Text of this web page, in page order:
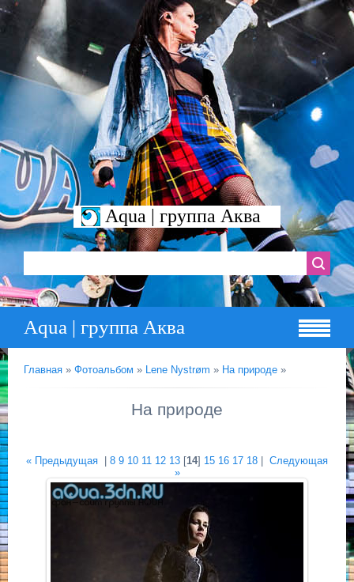
Aqua | группа Аква
Aqua | группа Аква
Главная » Фотоальбом » Lene Nystrøm » На природе »
На природе
« Предыдущая 8 9 10 11 12 13 [14] 15 16 17 18
Следующая
»